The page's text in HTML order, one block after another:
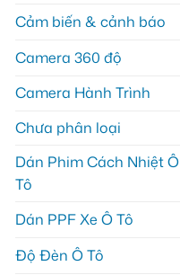
Cảm biến & cảnh báo
Camera 360 độ
Camera Hành Trình
Chưa phân loại
Dán Phim Cách Nhiệt Ô
Tô
Dán PPF Xe Ô Tô
Độ Đèn Ô Tô